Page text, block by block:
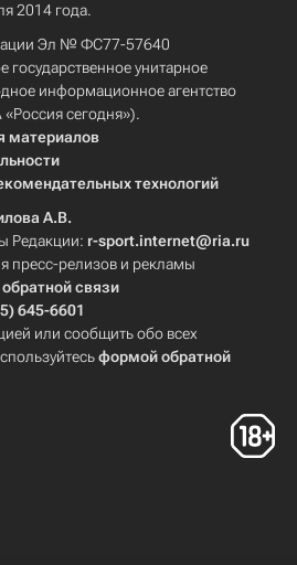
2014 года.
Эл № ФС77-57640
государственное унитарное
информационное агентство
сегодня»).
материалов
технологий
А.В.
Редакции: r-sport.internet@ria.ru
пресс-релизов и рекламы
связи
645-6601
или сообщить обо всех
формой обратной